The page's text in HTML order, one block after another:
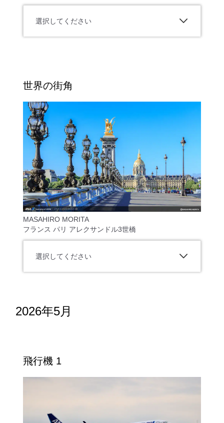
選択してください
世界の街角
MASAHIRO MORITA
フランス パリ アレクサンドル3世橋
選択してください
2026年5月
飛行機 1